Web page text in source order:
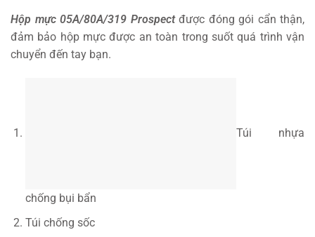
Hộp mực 05A/80A/319 Prospectđược đóng gói cẩn thận,
đảm bảo hộp mực được an toàn trong suốt quá trình vận
chuyển đến tay bạn.
Túi nhựa
chống bụi bẩn
Túi chống sốc